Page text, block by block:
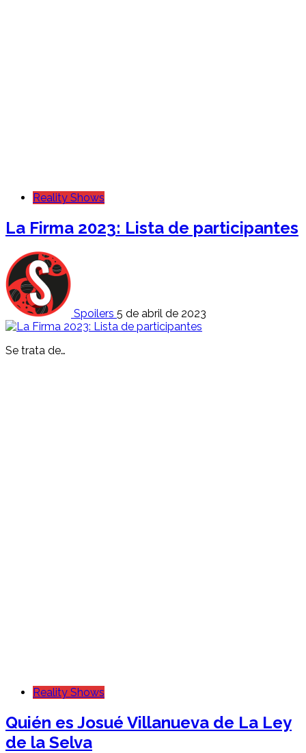
Reality Shows
La Firma 2023: Lista de participantes
Spoilers 5 de abril de 2023
Se trata de…
Reality Shows
Quién es Josué Villanueva de La Ley
de la Selva